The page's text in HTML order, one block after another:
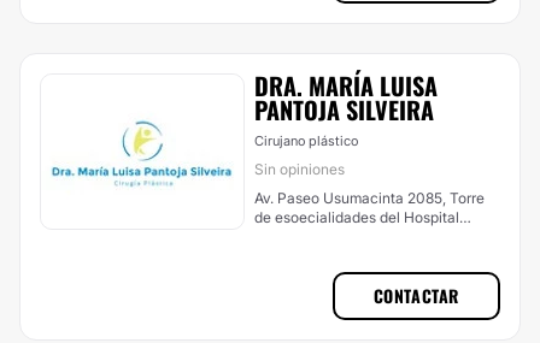
DRA. MARÍA LUISA
PANTOJA SILVEIRA
Cirujano plástico
Sin opiniones
Av. Paseo Usumacinta 2085, Torre
de esoecialidades del Hospital
CONTACTAR